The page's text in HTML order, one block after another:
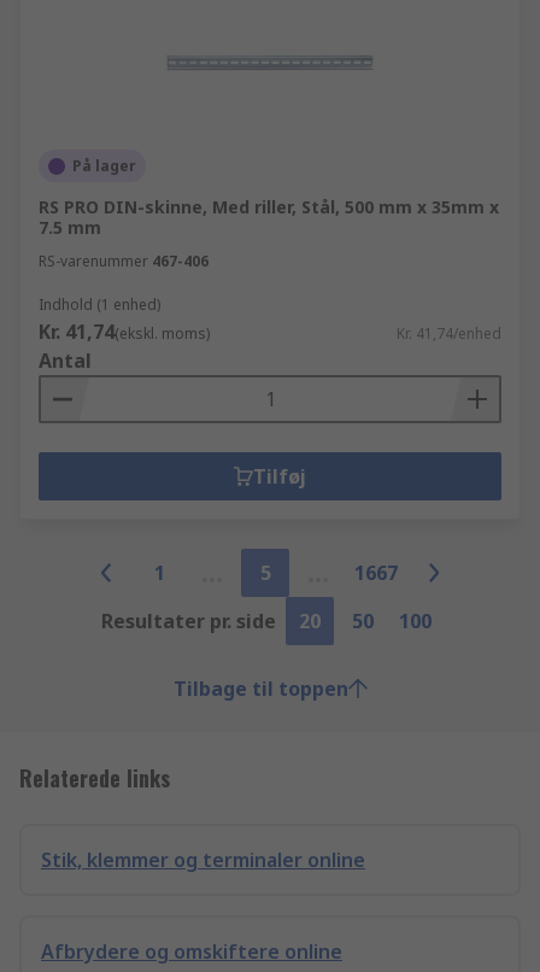
På lager
RS PRO DIN-skinne, Med riller, Stål, 500 mm x 35mm x
7.5 mm
RS-varenummer 467-406
Indhold (1 enhed)
Kr. 41,74(ekskl. moms) Kr. 41,74/enhed
Antal
Tilføj
1 5
1667
Resultater pr. side
20 50 100
Tilbage til toppen
Relaterede links
Stik, klemmer og terminaler online
Afbrydere og omskiftere online